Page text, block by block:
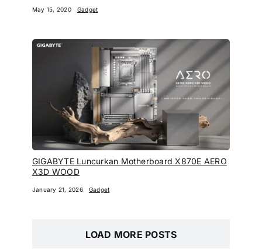
May 15, 2020 Gadget
GIGABYTE Luncurkan Motherboard X870E AERO
X3D WOOD
January 21, 2026 Gadget
LOAD MORE POSTS